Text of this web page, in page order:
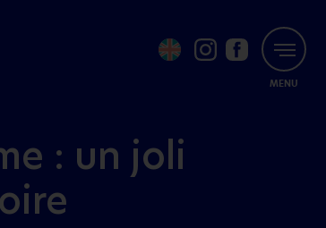
MENU
: un joli